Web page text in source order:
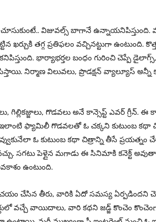
విజువల్స్ బాగానే ఉన్నాయనిపిస్తుంది.
తగ్గ ప్రతిఫలం వచ్చినట్టుగా ఉంటుంది.
భార్యాభర్తల బంధం గురించి చెప్పే
నిర్మాణ విలువలు, ప్రొడక్షన్ వ్యాల్యూస్
గిల్లికజ్జాలు, గొడవలు అనే కాన్సెప్ట్‌ ఎవర్ గ్రీన్. ఈ
ఫ్యామిలీ గొడవలతో ఓ చక్కని కుటుంబ కథా
ఓ కుటుంబ కథా చిత్రాన్ని తీసే ప్రయత్నం
సగటు పెళ్లైన మగాడు ఈ సినిమాకి కనెక్ట్
ఉంటుంది.
చేసిన తీరు, వారికి ఏదో సమస్య ఏర్పడిందని
వచ్చే వాయిదాలు, వారి కథని జడ్జ్ కొంచెం